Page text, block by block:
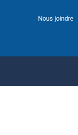
Nous joindre